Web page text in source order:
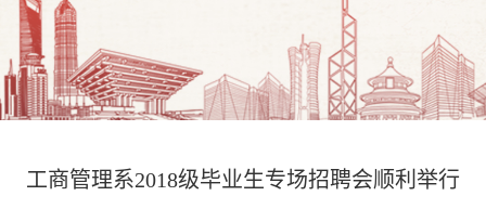
工商管理系2018级毕业生专场招聘会顺利举行